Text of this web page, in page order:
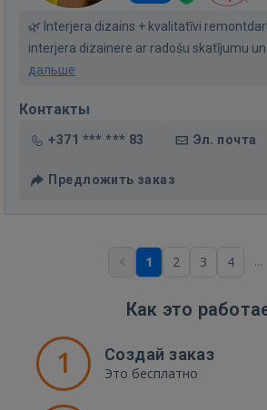
🌿 Interjera dizains + kvalitatīvi
interjera dizainere ar radošu skatījumu un
дальше
Контакты
+371 *** *** 83 Эл. почта
Предложить заказ
1 2 3 4 ...
Как это
1 Создай заказ
Это бесплатно